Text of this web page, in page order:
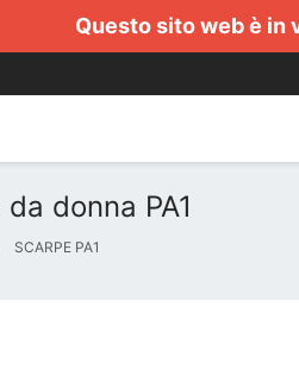
Questo sito web è in
donna PA1
SCARPE PA1